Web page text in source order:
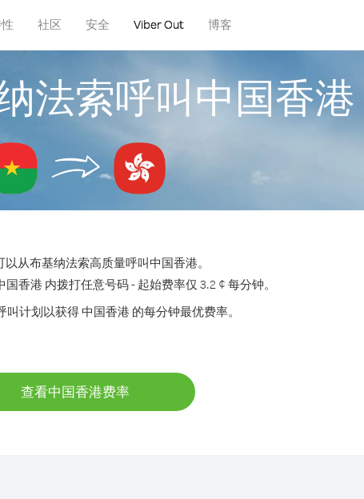
社区 安全 Viber Out 博客
法索呼叫中国香港
以从布基纳法索高质量呼叫中国香港。
香港 内拨打任意号码 - 起始费率仅 3.2 ¢ 每分钟。
叫计划以获得 中国香港 的每分钟最优费率。
查看中国香港费率